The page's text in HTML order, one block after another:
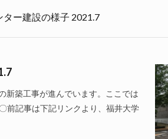
ー建設の様子 2021.7
新築工事が進んでいます。ここでは
前記事は下記リンクより、福井大学